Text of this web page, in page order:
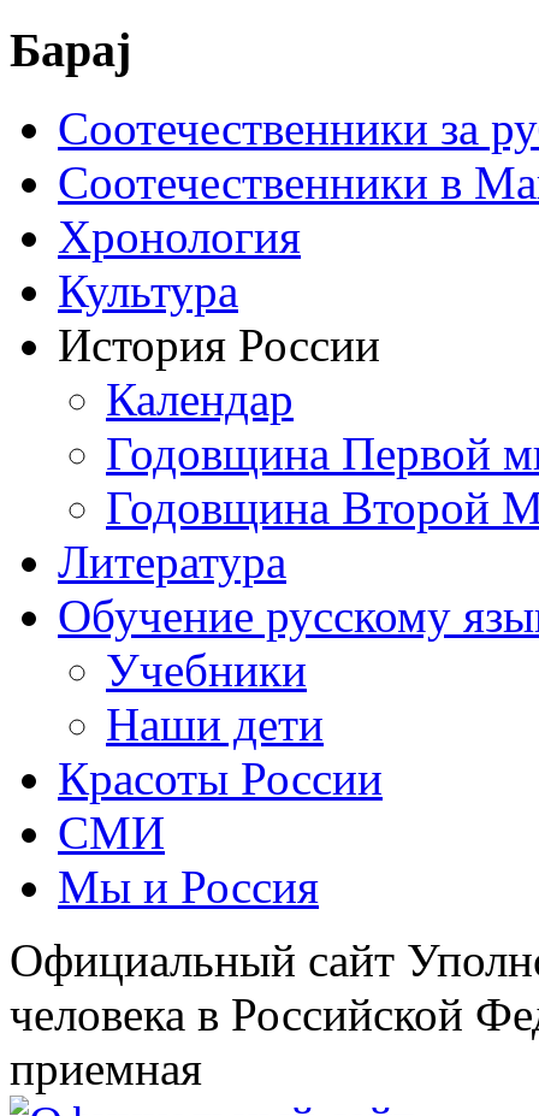
Барај
Соотечественники за
Соотечественники в
Хронология
Культура
История России
Календар
Годовщина Первой
Годовщина Второй
Литература
Обучение русскому
Учебники
Наши дети
Красоты России
СМИ
Мы и Россия
Официальный сайт
человека в Российской
приемная